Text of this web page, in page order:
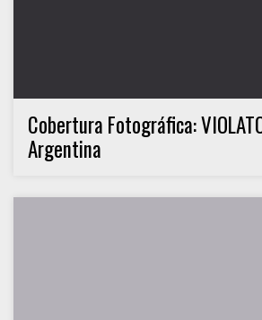
Cobertura Fotográfica:
Argentina